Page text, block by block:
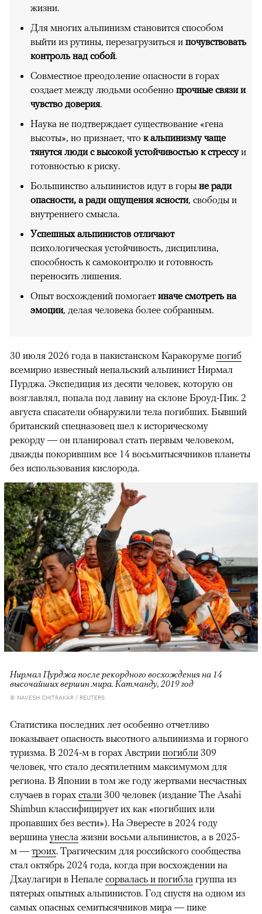
жизни.
Для многих альпинизм становится способом
выйти из рутины, перезагрузиться и почувствовать
контроль над собой.
Совместное преодоление опасности в горах
создает между людьми особенно прочные связи и
чувство доверия.
Наука не подтверждает существование «гена
высоты», но признает, что к альпинизму чаще
тянутся люди с высокой устойчивостью к стрессуи
готовностью к риску.
Большинство альпинистов идут в горы не ради
опасности, а ради ощущения ясности, свободы и
внутреннего смысла.
Успешных альпинистов отличают
психологическая устойчивость, дисциплина,
способность к самоконтролю и готовность
переносить лишения.
Опыт восхождений помогает иначе смотреть на
эмоции, делая человека более собранным.
30 июля 2026 года в пакистанском Каракоруме погиб
всемирно известный непальский альпинист Нирмал
Пурджа. Экспедиция из десяти человек, которую он
возглавлял, попала под лавину на склоне Броуд-Пик. 2
августа спасатели обнаружили тела погибших. Бывший
британский спецназовец шел к историческому
рекорду — он планировал стать первым человеком,
дважды покорившим все 14 восьмитысячников планеты
без использования кислорода.
Нирмал Пурджа после рекордного восхождения на 14
высочайших вершин мира. Катманду, 2019 год
© NAVESH CHITRAKAR / REUTERS
Статистика последних лет особенно отчетливо
показывает опасность высотного альпинизма и горного
туризма. В 2024-м в горах Австрии погибли 309
человек, что стало десятилетним максимумом для
региона. В Японии в том же году жертвами несчастных
случаев в горах стали 300 человек (издание The Asahi
Shimbun классифицирует их как «погибших или
пропавших без вести»). На Эвересте в 2024 году
вершина унесла жизни восьми альпинистов, а в 2025-
м — троих. Трагическим для российского сообщества
стал октябрь 2024 года, когда при восхождении на
Дхаулагири в Непале сорвалась и погибла группа из
пятерых опытных альпинистов. Год спустя на одном из
самых опасных семитысячников мира — пике